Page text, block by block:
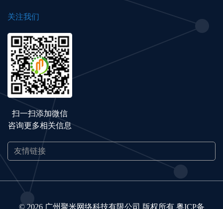
关注我们
扫一扫添加微信
咨询更多相关信息
© 2026 广州聚米网络科技有限公司 版权所有 粤ICP备